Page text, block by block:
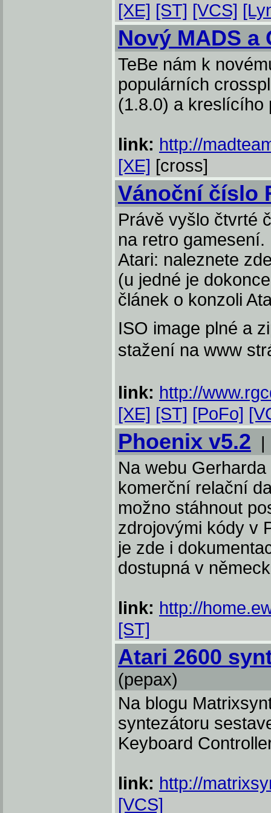
[XE] [ST] [VCS]
Nový MADS a
TeBe nám k
populárních
(1.8.0) a kreslícího
link: http://
[XE] [cross]
Vánoční číslo
Právě vyšlo čtvrté
na retro
Atari: naleznete
(u jedné je
článek o konzoli
ISO image plné a
stažení na www
link: http://
[XE] [ST] [PoFo]
Phoenix v5.2
Na webu
komerční relační
možno stáhnout
zdrojovými kódy v
je zde i
dostupná v
link: http://
[ST]
Atari 2600
(pepax)
Na blogu
syntezátoru
Keyboard
link: http://
[VCS]